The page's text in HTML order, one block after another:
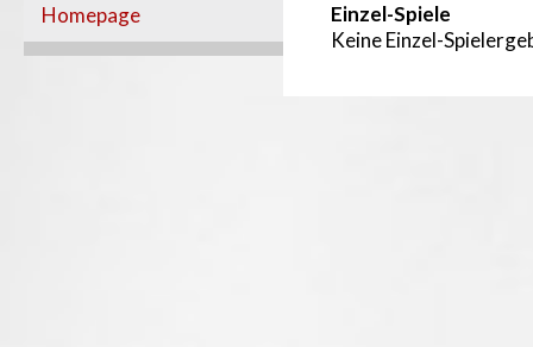
Homepage
Einzel-Spiele
Keine Einzel-